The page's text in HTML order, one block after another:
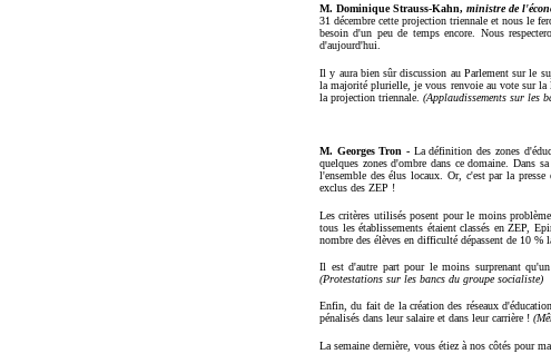
M. Dominique Strauss-Kahn,ministre de
31 décembre cette projection triennale et nous le
besoin d'un peu de temps encore. Nous
d'aujourd'hui.
Il y aura bien sûr discussion au Parlement sur le
la majorité plurielle, je vous renvoie au vote sur la
la projection triennale. (Applaudissements sur les
M. Georges Tron - La définition des zones
quelques zones d'ombre dans ce domaine. Dans
l'ensemble des élus locaux. Or, c'est par la
exclus des ZEP !
Les critères utilisés posent pour le moins
tous les établissements étaient classés en ZEP,
nombre des élèves en difficulté dépassent de 10
Il est d'autre part pour le moins surprenant
(Protestations sur les bancs du groupe socialiste)
Enfin, du fait de la création des réseaux
pénalisés dans leur salaire et dans leur carrière !
La semaine dernière, vous étiez à nos côtés pour